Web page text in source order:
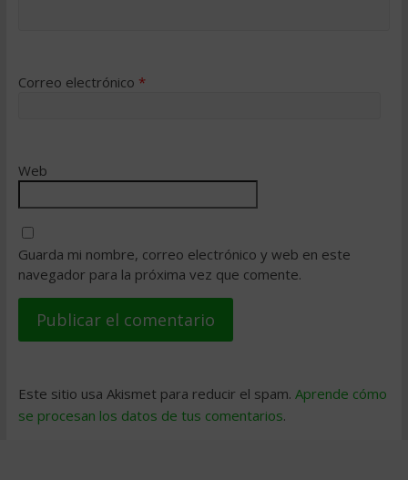
Correo electrónico *
Web
Guarda mi nombre, correo electrónico y web en este
navegador para la próxima vez que comente.
Este sitio usa Akismet para reducir el spam. Aprende cómo
se procesan los datos de tus comentarios.